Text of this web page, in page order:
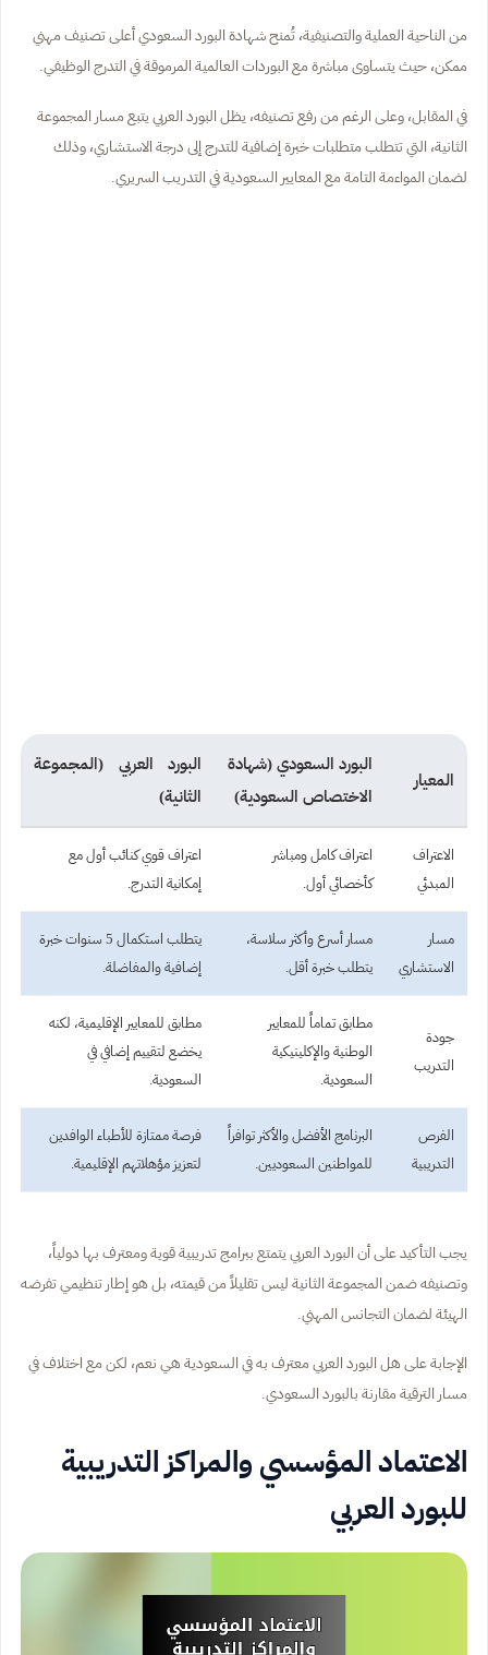
من الناحية العملية والتصنيفية، تُمنح شهادة البورد السعودي أعلى تصنيف مهني
ممكن، حيث يتساوى مباشرة مع البوردات العالمية المرموقة في التدرج الوظيفي.
في المقابل، وعلى الرغم من رفع تصنيفه، يظل البورد العربي يتبع مسار المجموعة
الثانية، التي تتطلب متطلبات خبرة إضافية للتدرج إلى درجة الاستشاري، وذلك
لضمان المواءمة التامة مع المعايير السعودية في التدريب السريري.
المعيار
البورد السعودي (شهادة
الاختصاص السعودية)
البورد العربي (المجموعة
الثانية)
الاعتراف
المبدئي
اعتراف كامل ومباشر
كأخصائي أول.
اعتراف قوي كنائب أول مع
إمكانية التدرج.
مسار
الاستشاري
مسار أسرع وأكثر سلاسة،
يتطلب خبرة أقل.
يتطلب استكمال 5 سنوات خبرة
إضافية والمفاضلة.
جودة
التدريب
مطابق تماماً للمعايير
الوطنية والإكلينيكية
السعودية.
مطابق للمعايير الإقليمية، لكنه
يخضع لتقييم إضافي في
السعودية.
الفرص
التدريبية
البرنامج الأفضل والأكثر توافراً
للمواطنين السعوديين.
فرصة ممتازة للأطباء الوافدين
لتعزيز مؤهلاتهم الإقليمية.
يجب التأكيد على أن البورد العربي يتمتع ببرامج تدريبية قوية ومعترف بها دولياً،
وتصنيفه ضمن المجموعة الثانية ليس تقليلاً من قيمته، بل هو إطار تنظيمي تفرضه
الهيئة لضمان التجانس المهني.
الإجابة على هل البورد العربي معترف به في السعودية هي نعم، لكن مع اختلاف في
مسار الترقية مقارنة بالبورد السعودي.
الاعتماد المؤسسي والمراكز التدريبية
للبورد العربي